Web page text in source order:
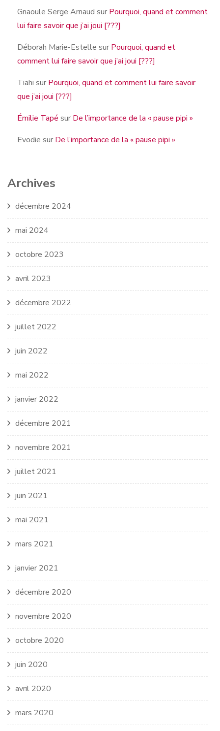
Gnaoule Serge Arnaud sur Pourquoi, quand et comment
lui faire savoir que j’ai joui [???]
Déborah Marie-Estelle sur Pourquoi, quand et
comment lui faire savoir que j’ai joui [???]
Tiahi sur Pourquoi, quand et comment lui faire savoir
que j’ai joui [???]
Émilie Tapé sur De l’importance de la « pause pipi »
Evodie sur De l’importance de la « pause pipi »
Archives
décembre 2024
mai 2024
octobre 2023
avril 2023
décembre 2022
juillet 2022
juin 2022
mai 2022
janvier 2022
décembre 2021
novembre 2021
juillet 2021
juin 2021
mai 2021
mars 2021
janvier 2021
décembre 2020
novembre 2020
octobre 2020
juin 2020
avril 2020
mars 2020